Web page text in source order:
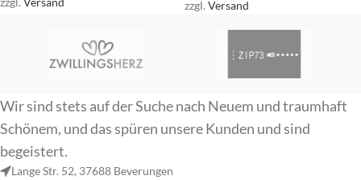
zzgl. Versand
Wir sind stets auf der Suche nach Neuem und traumhaft
Schönem, und das spüren unsere Kunden und sind
begeistert.
Lange Str. 52, 37688 Beverungen